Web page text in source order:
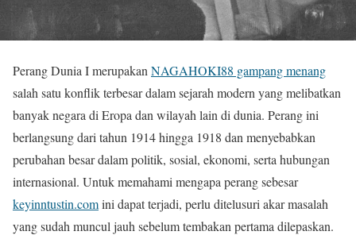
Perang Dunia I merupakan NAGAHOKI88 gampang menang
salah satu konflik terbesar dalam sejarah modern yang melibatkan
banyak negara di Eropa dan wilayah lain di dunia. Perang ini
berlangsung dari tahun 1914 hingga 1918 dan menyebabkan
perubahan besar dalam politik, sosial, ekonomi, serta hubungan
internasional. Untuk memahami mengapa perang sebesar
keyinntustin.comini dapat terjadi, perlu ditelusuri akar masalah
yang sudah muncul jauh sebelum tembakan pertama dilepaskan.